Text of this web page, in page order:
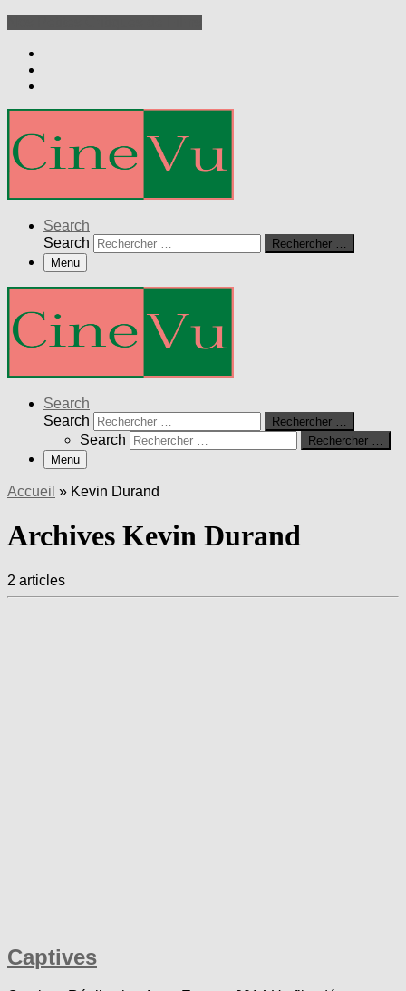
Search
Search
Rechercher …
Menu
Search
Search
Rechercher …
Search
Rechercher …
Menu
Accueil » Kevin Durand
Archives Kevin Durand
2 articles
Captives